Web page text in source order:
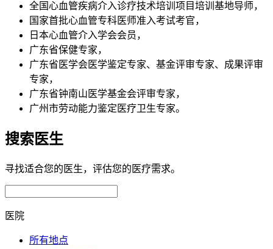
全国心血管疾病介入诊疗技术培训项目培训基地导师，
国家首批心血管专科医师准入考试考官，
日本心血管介入学会会员，
广东省保健专家，
广东省医学会医学鉴定专家、基金评审专家、成果评审
专家，
广东省钟南山医学基金会评审专家，
广州市劳动能力鉴定医疗卫生专家。
搜索医生
寻找适合您的医生，评估您的医疗需求。
医院
所有地点